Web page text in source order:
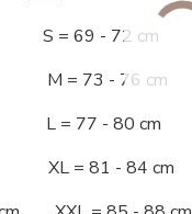
S = 69 - 72 cm
M = 73 - 76 cm
L = 77 - 80 cm
XL = 81 - 84 cm